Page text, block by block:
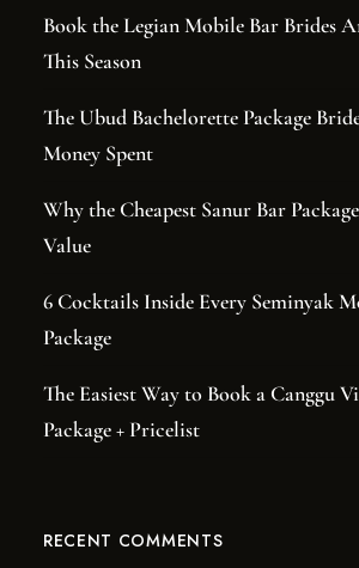
Book the Legian Mobile Bar Brides
This Season
The Ubud Bachelorette Package
Money Spent
Why the Cheapest Sanur Bar
Value
6 Cocktails Inside Every Seminyak
Package
The Easiest Way to Book a Canggu
Package + Pricelist
RECENT COMMENTS